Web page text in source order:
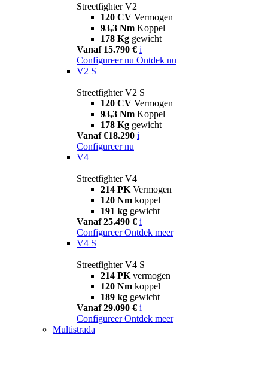
Streetfighter V2
120 CV Vermogen
93,3 Nm Koppel
178 Kg gewicht
Vanaf 15.790 € i
Configureer nu Ontdek nu
V2 S
Streetfighter V2 S
120 CV Vermogen
93,3 Nm Koppel
178 Kg gewicht
Vanaf €18.290 i
Configureer nu
V4
Streetfighter V4
214 PK Vermogen
120 Nm koppel
191 kg gewicht
Vanaf 25.490 € i
Configureer Ontdek meer
V4 S
Streetfighter V4 S
214 PK vermogen
120 Nm koppel
189 kg gewicht
Vanaf 29.090 € i
Configureer Ontdek meer
Multistrada